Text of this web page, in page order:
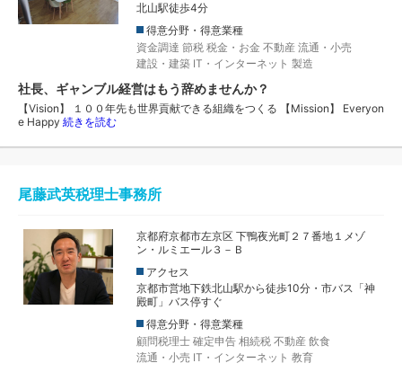
北山駅徒歩4分
得意分野・得意業種
資金調達 節税 税金・お金 不動産 流通・小売
建設・建築 IT・インターネット 製造
社長、ギャンブル経営はもう辞めませんか？
【Vision】 １００年先も世界貢献できる組織をつくる 【Mission】 Everyon
e Happy 続きを読む
尾藤武英税理士事務所
京都府京都市左京区 下鴨夜光町２７番地１メゾ
ン・ルミエール３－Ｂ
アクセス
京都市営地下鉄北山駅から徒歩10分・市バス「神
殿町」バス停すぐ
得意分野・得意業種
顧問税理士 確定申告 相続税 不動産 飲食
流通・小売 IT・インターネット 教育